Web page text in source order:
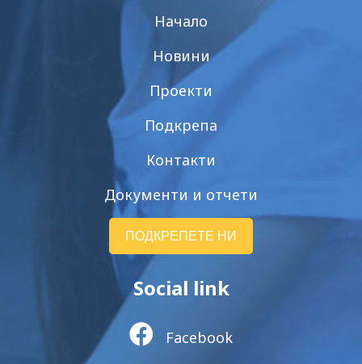
Начало
Новини
Проекти
Подкрепа
Контакти
Документи и отчети
ПОДКРЕПЕТЕ НИ
Social link
Facebook